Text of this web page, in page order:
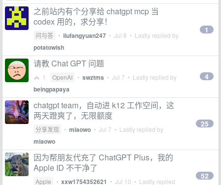
之前站内有个分享给 chatgpt mcp 当
codex 用的，求分享！
问与答 • liufangyuan247 • Jul 8 • Lastly replied by
potatowish
1
请教 Chat GPT 问题
1 OpenAI • swztms • Jul 7 • Lastly replied by
beingpapaya
4
chatgpt team，自动进 k12 工作空间，这
两天蹬爽了，无限额度
分享发现 • miaowo • Jul 7 • Lastly replied by
miaowo
25
因为帮朋友代充了 ChatGPT Plus，我的
Apple ID 不干净了
Apple • xxw1754352621 • Jul 10 • Lastly replied
52